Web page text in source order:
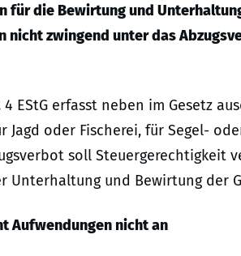
für die Bewirtung und
nicht zwingend unter das
4 EStG erfasst neben im Gesetz
Jagd oder Fischerei, für Segel-
soll
Unterhaltung und Bewirtung der
Aufwendungen nicht an